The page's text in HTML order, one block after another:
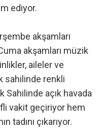
ediyor.
akşamları
akşamları müzik
aileler ve
sahilinde renkli
açık havada
vakit geçiriyor hem
tadını çıkarıyor.